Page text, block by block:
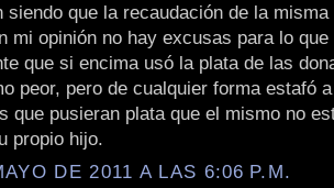
siendo que la recaudación de la
mi opinión no hay excusas para lo
que si encima usó la plata de las
peor, pero de cualquier forma estafó
que pusieran plata que el mismo no
propio hijo.
DE 2011 A LAS 6:06 P.M.